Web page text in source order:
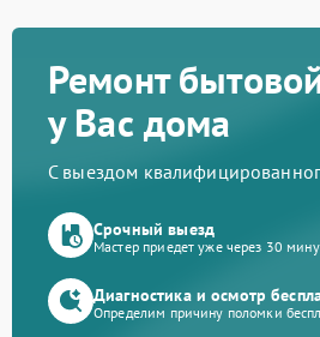
Ремонт
у Вас дома
С выездом
Срочный выезд
Мастер приедет уже через 30
Диагностика и осмотр
Определим причину поломки